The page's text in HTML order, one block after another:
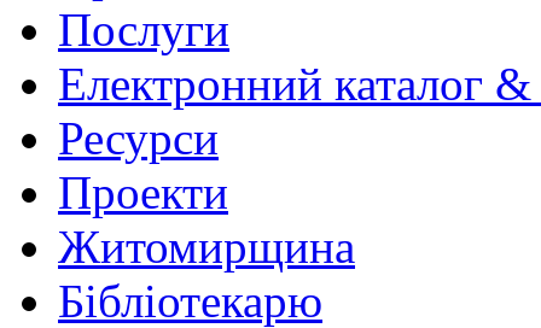
Послуги
Електронний каталог
Ресурси
Проекти
Житомирщина
Бібліотекарю